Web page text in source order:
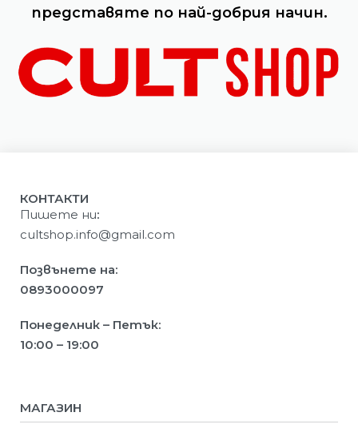
представяте по най-добрия начин.
КОНТАКТИ
Пишете ни:
cultshop.info@gmail.com
Позвънете на:
0893000097
Понеделник – Петък:
10:00 – 19:00
МАГАЗИН